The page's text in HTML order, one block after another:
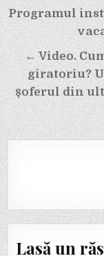
Navigare
în
articole
Programul
← Video.
giratoriu?
șoferul din
Lasă un